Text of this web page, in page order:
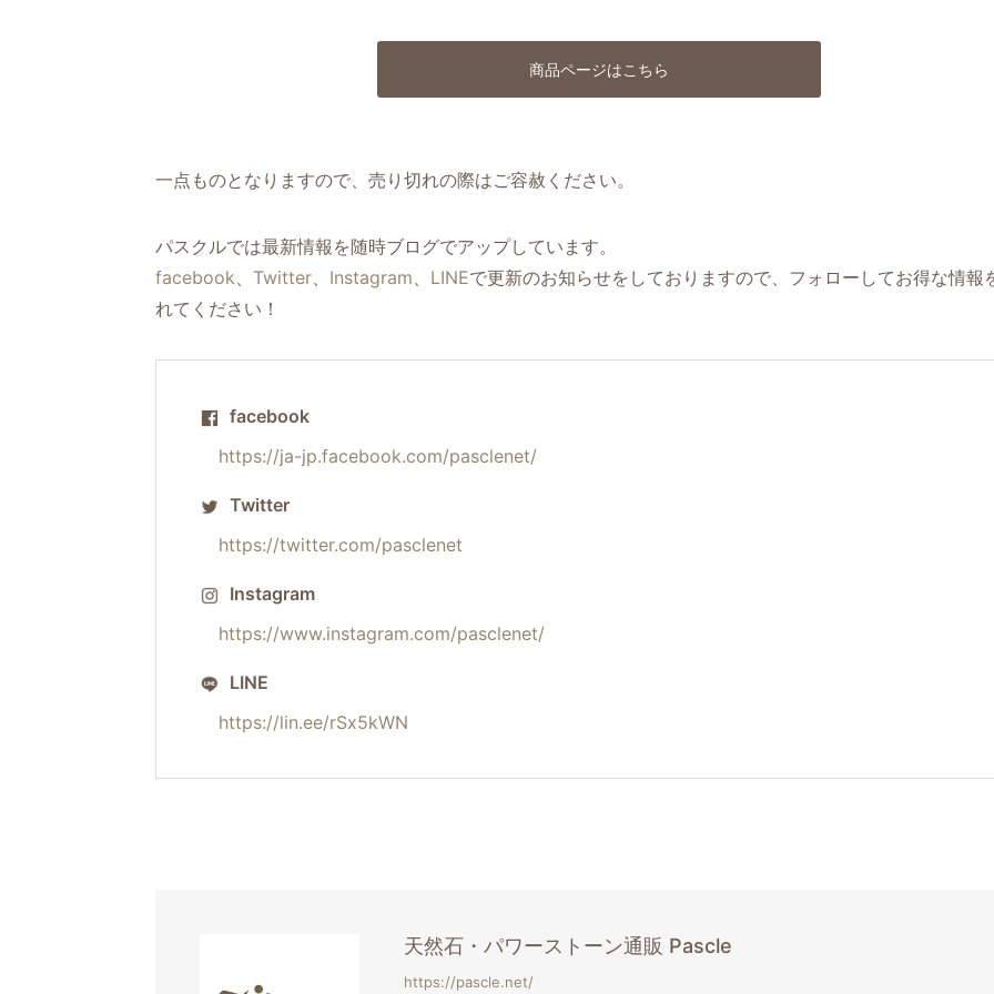
商品ページはこちら
一点ものとなりますので、売り切れの際はご容赦ください。
パスクルでは最新情報を随時ブログでアップしています。
facebook、 Twitter、 Instagram、 LINEで更新のお知らせをしておりますので、フォローしてお得な情報
れてください！
facebook
https://ja-jp.facebook.com/pasclenet/
Twitter
https://twitter.com/pasclenet
Instagram
https://www.instagram.com/pasclenet/
LINE
https://lin.ee/rSx5kWN
天然石・パワーストーン通販 Pascle
https://pascle.net/